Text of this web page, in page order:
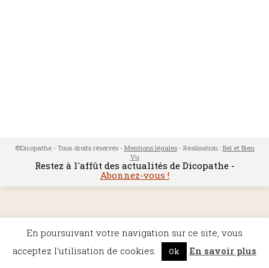
©Dicopathe - Tous droits réservés - Mentions légales- Réalisation : Bel et Bien
Vu
Restez à l'affût des actualités de Dicopathe -
Abonnez-vous !
En poursuivant votre navigation sur ce site, vous
acceptez l'utilisation de cookies.
Ok En savoir plus